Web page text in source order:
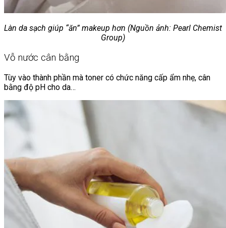
Làn da sạch giúp “ăn” makeup hơn (Nguồn ảnh: Pearl Chemist
Group)
Vỗ nước cân bằng
Tùy vào thành phần mà toner có chức năng cấp ẩm nhẹ, cân
bằng độ pH cho da…